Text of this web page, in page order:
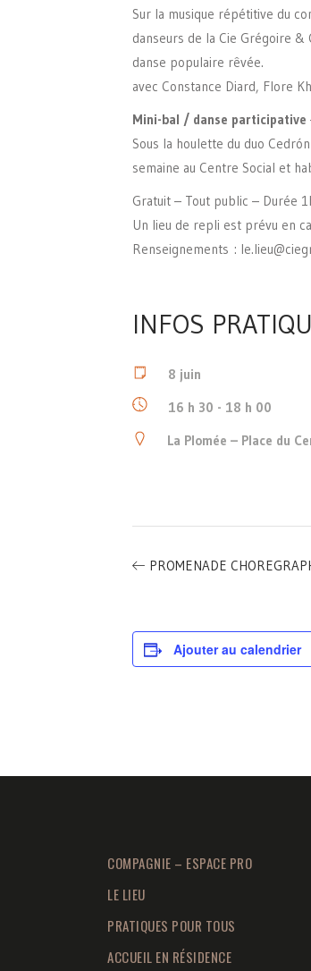
Sur la musique répétitive du
danseurs de la Cie Grégoire &
danse populaire rêvée.
avec Constance Diard, Flore
Mini-bal / danse participative
Sous la houlette du duo
semaine au Centre Social et
Gratuit – Tout public – Durée
Un lieu de repli est prévu en
Renseignements :
INFOS
8 juin
16 h 30 - 18 h 00
La Plomée – Place du
PROMENADE
Ajouter au calendrier
COMPAGNIE – ESPACE PRO
LE LIEU
PRATIQUES POUR TOUS
ACCUEIL EN RÉSIDENCE